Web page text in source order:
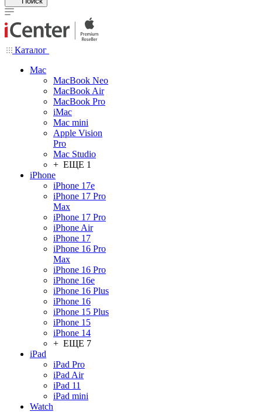
Каталог
Mac
MacBook Neo
MacBook Air
MacBook Pro
iMac
Mac mini
Apple Vision
Pro
Mac Studio
+ ЕЩЕ 1
iPhone
iPhone 17e
iPhone 17 Pro
Max
iPhone 17 Pro
iPhone Air
iPhone 17
iPhone 16 Pro
Max
iPhone 16 Pro
iPhone 16e
iPhone 16 Plus
iPhone 16
iPhone 15 Plus
iPhone 15
iPhone 14
+ ЕЩЕ 7
iPad
iPad Pro
iPad Air
iPad 11
iPad mini
Watch